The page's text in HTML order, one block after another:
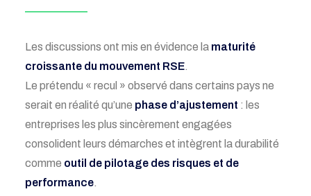
Les discussions ont mis en évidence la maturité
croissante du mouvement RSE.
Le prétendu « recul » observé dans certains pays ne
serait en réalité qu’une phase d’ajustement : les
entreprises les plus sincèrement engagées
consolident leurs démarches et intègrent la durabilité
comme outil de pilotage des risques et de
performance.